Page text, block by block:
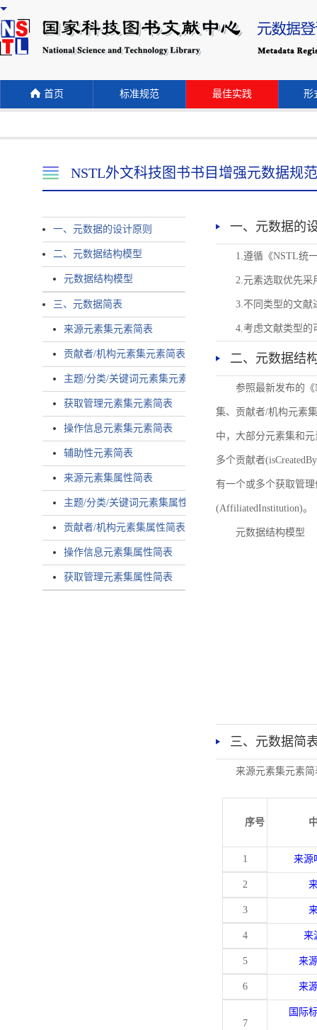
首页 标准规范 最佳实践 形
NSTL外文科技图书书目增强元数据规范
一、元数据的设计原则
二、元数据结构模型
元数据结构模型
三、元数据简表
来源元素集元素简表
贡献者/机构元素集元素简表
主题/分类/关键词元素集元素简表
获取管理元素集元素简表
操作信息元素集元素简表
辅助性元素简表
来源元素集属性简表
主题/分类/关键词元素集属性简表
贡献者/机构元素集属性简表
操作信息元素集属性简表
获取管理元素集属性简表
一、元数据的
1.遵循《NSTL统
2.元素选取优先采
3.不同类型的文献
4.考虑文献类型的
二、元数据结
参照最新发布的
集、贡献者/机构元素
中，大部分元素集和
多个贡献者
有一个或多个获取管理
(AffiliatedInstitution)。
元数据结构模型
三、元数据简
来源元素集元素简
序号
1 来源
2
3
4 来
5 来
6 来
7
国际